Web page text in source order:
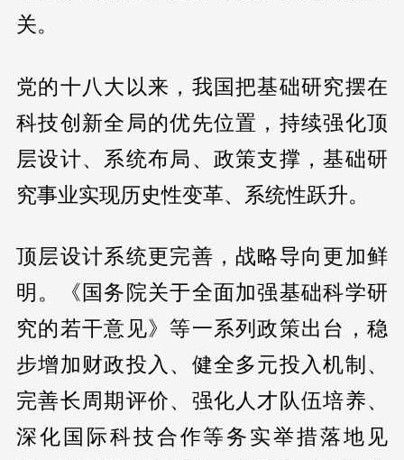
关。
党的十八大以来，我国把基础研究摆在
科技创新全局的优先位置，持续强化顶
层设计、系统布局、政策支撑，基础研
究事业实现历史性变革、系统性跃升。
顶层设计系统更完善，战略导向更加鲜
明。《国务院关于全面加强基础科学研
究的若干意见》等一系列政策出台，稳
步增加财政投入、健全多元投入机制、
完善长周期评价、强化人才队伍培养、
深化国际科技合作等务实举措落地见